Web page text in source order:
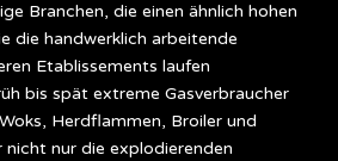
Branchen, die einen ähnlich hohen
die handwerklich arbeitende
Etablissements laufen
bis spät extreme Gasverbraucher
Herdflammen, Broiler und
nur die explodierenden